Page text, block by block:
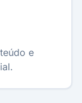
e